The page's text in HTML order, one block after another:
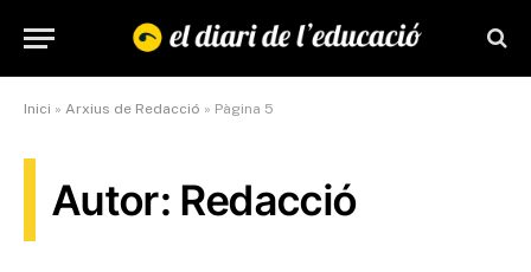
Inici » Arxius de Redacció » Pàgina 5
Autor: Redacció